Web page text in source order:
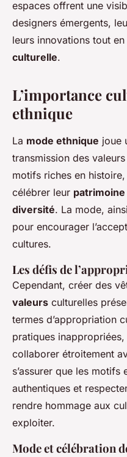
espaces offrent une
designers émergents,
leurs innovations tout
culturelle.
L’importance
ethnique
La mode ethnique joue
transmission des
motifs riches en
célébrer leur patrimoine
diversité. La mode,
pour encourager
cultures.
Les défis de
Cependant, créer des
valeurs culturelles
termes d’appropriation
pratiques
collaborer étroitement
s’assurer que les motifs
authentiques et
rendre hommage aux
exploiter.
Mode et célébration